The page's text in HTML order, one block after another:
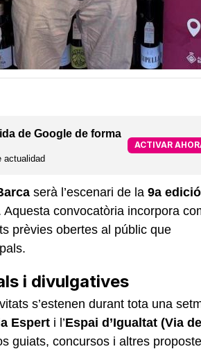
de Google de forma
actualidad
ACTIVAR
serà l’escenari de la 9a
Aquesta convocatòria incorpora
prèvies obertes al públic que
i divulgatives
s’estenen durant tota una
Espert i l’Espai d’Igualtat (Via de
guiats, concursos i altres